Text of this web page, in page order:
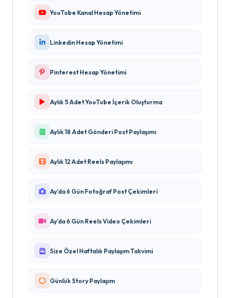
YouTube Kanal Hesap Yönetimi
Linkedin Hesap Yönetimi
Pinterest Hesap Yönetimi
Aylık 5 Adet YouTube İçerik Oluşturma
Aylık 18 Adet Gönderi Post Paylaşımı
Aylık 12 Adet Reels Paylaşımı
Ay'da 6 Gün Fotoğraf Post Çekimleri
Ay'da 6 Gün Reels Video Çekimleri
Size Özel Haftalık Paylaşım Takvimi
Günlük Story Paylaşım